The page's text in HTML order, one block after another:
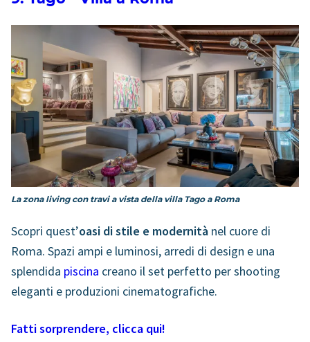
La zona living con travi a vista della villa Tago a Roma
Scopri quest’oasi di stile e modernità nel cuore di
Roma. Spazi ampi e luminosi, arredi di design e una
splendida piscina creano il set perfetto per shooting
eleganti e produzioni cinematografiche.
Fatti sorprendere, clicca qui!